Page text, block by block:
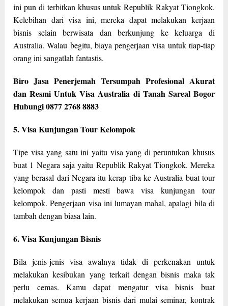
ini pun di terbitkan khusus untuk Republik Rakyat Tiongkok.
Kelebihan dari visa ini, mereka dapat melakukan kerjaan
bisnis selain berwisata dan berkunjung ke keluarga di
Australia. Walau begitu, biaya pengerjaan visa untuk tiap-tiap
orang ini sangatlah fantastis.
Biro Jasa Penerjemah Tersumpah Profesional Akurat
dan Resmi Untuk Visa Australia di Tanah Sareal Bogor
Hubungi 0877 2768 8883
5. Visa Kunjungan Tour Kelompok
Tipe visa yang satu ini yaitu visa yang di peruntukan khusus
buat 1 Negara saja yaitu Republik Rakyat Tiongkok. Mereka
yang berasal dari Negara itu kerap tiba ke Australia buat tour
kelompok dan pasti mesti bawa visa kunjungan tour
kelompok. Pengerjaan visa ini lumayan mahal, apalagi bila di
tambah dengan biasa lain.
6. Visa Kunjungan Bisnis
Bila jenis-jenis visa awalnya tidak di perkenakan untuk
melakukan kesibukan yang terkait dengan bisnis maka tak
perlu cemas. Kamu dapat mengatur visa bisnis buat
melakukan semua kerjaan bisnis dari mulai seminar, kontrak